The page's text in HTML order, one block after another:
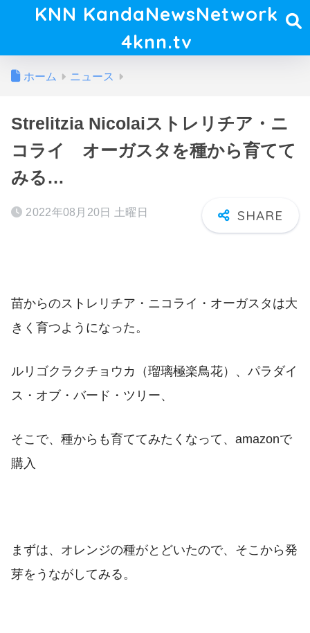
KNN KandaNewsNetwork
4knn.tv
ホーム ニュース
Strelitzia Nicolaiストレリチア・ニ
コライ オーガスタを種から育てて
みる…
2022年08月20日 土曜日
苗からのストレリチア・ニコライ・オーガスタは大
きく育つようになった。
ルリゴクラクチョウカ（瑠璃極楽鳥花）、パラダイ
ス・オブ・バード・ツリー、
そこで、種からも育ててみたくなって、amazonで
購入
まずは、オレンジの種がとどいたので、そこから発
芽をうながしてみる。